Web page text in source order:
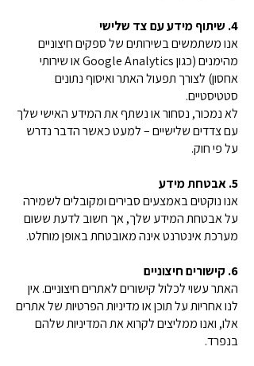
4. שיתוף מידע עם צד שלישי
אנו משתמשים בשירותים של ספקים חיצוניים
מהימנים (כגון Google Analytics או שירותי
אחסון) לצורך תפעול האתר ואיסוף נתונים
סטטיסטיים.
לא נמכור, נסחור או נשתף את המידע האישי שלך
עם צדדים שלישיים – למעט כאשר הדבר נדרש
על פי חוק.
5. אבטחת מידע
אנו נוקטים באמצעים סבירים ומקובלים לשמירה
על אבטחת המידע שלך, אך חשוב לדעת ששום
מערכת אינטרנט אינה מאובטחת באופן מוחלט.
6. קישורים חיצוניים
האתר עשוי לכלול קישורים לאתרים חיצוניים. אין
לנו אחריות על תוכן או מדיניות הפרטיות של אתרים
אלו, ואנו ממליצים לקרוא את המדיניות שלהם
בנפרד.